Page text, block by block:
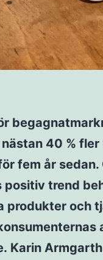
40 %
fem år
positiv trend
produkter och
Karin